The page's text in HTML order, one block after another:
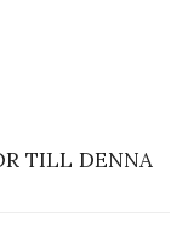
TILL DENNA